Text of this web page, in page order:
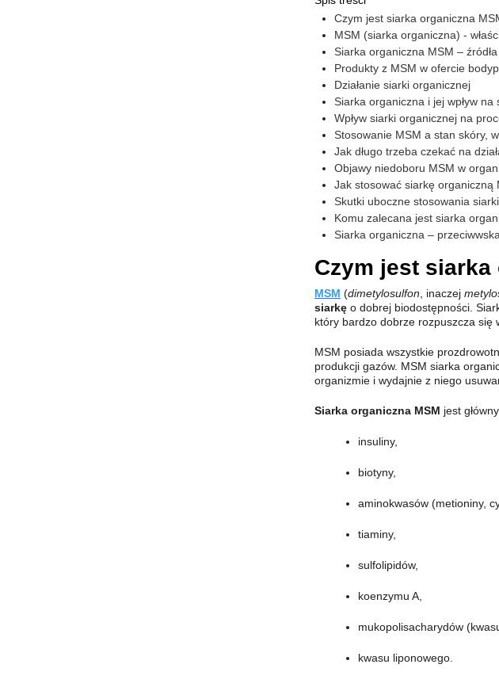
Czym jest siarka organiczna
MSM (siarka organiczna) -
Siarka organiczna MSM –
Produkty z MSM w ofercie
Działanie siarki organicznej
Siarka organiczna i jej wpływ na
Wpływ siarki organicznej na
Stosowanie MSM a stan skóry,
Jak długo trzeba czekać na
Objawy niedoboru MSM w
Jak stosować siarkę organiczną
Skutki uboczne stosowania
Komu zalecana jest siarka
Siarka organiczna –
Czym jest siarka
MSM (dimetylosulfon , inaczej
siarkę o dobrej biodostępności.
który bardzo dobrze rozpuszcza się
MSM posiada wszystkie
produkcji gazów. MSM siarka
organizmie i wydajnie z niego
Siarka organiczna MSM jest
insuliny,
biotyny,
aminokwasów (metioniny,
tiaminy,
sulfolipidów,
koenzymu A,
mukopolisacharydów
kwasu liponowego.